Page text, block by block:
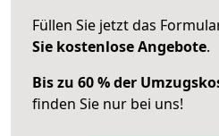
Füllen Sie jetzt das
Sie kostenlose Angebote.
Bis zu 60 % der
finden Sie nur bei uns!